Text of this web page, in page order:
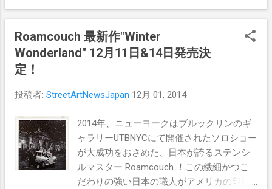
https://www.facebook.com/pages/Twoone/
191202167577155 インタビュー：
http://www.streetartnews.jp/2012/05/street-
art-news-x-twoone.html ...
Eine & Fragile Ventures の詳細な情報は こ
Roamcouch 最新作"Winter
Wonderland" 12月11日&14日発売決
定！
投稿者: StreetArtNewsJapan 12月 01, 2014
2014年、ニューヨークはブルックリンのギ
ャラリーUTBNYCにて開催されたソロショー
が大成功をおさめた、日本が誇るステンシ
ルマスター Roamcouch ！この繊細かつこ
だわりの強い日本の職人がアメリカの印刷